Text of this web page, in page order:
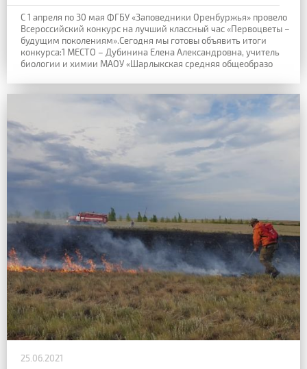
С 1 апреля по 30 мая ФГБУ «Заповедники Оренбуржья» провело
Всероссийский конкурс на лучший классный час «Первоцветы –
будущим поколениям».Сегодня мы готовы объявить итоги
конкурса:1 МЕСТО – Дубинина Елена Александровна, учитель
биологии и химии МАОУ «Шарлыкская средняя общеобразо
25.06.2021